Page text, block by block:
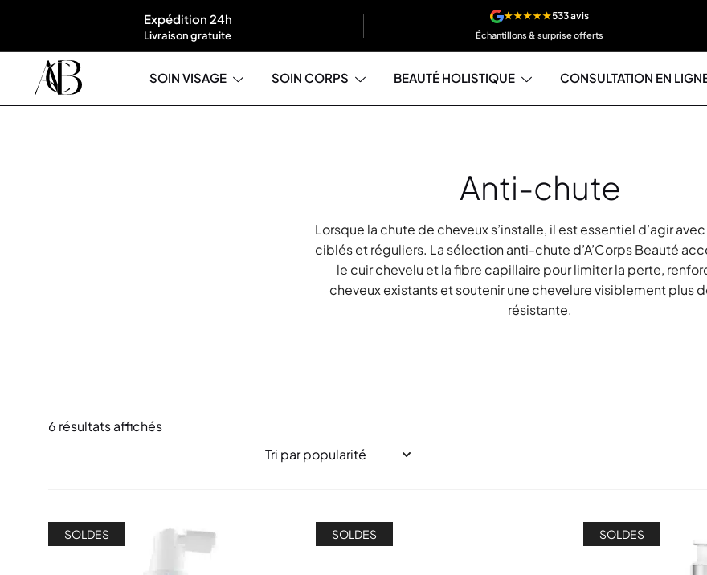
Expédition 24h
Livraison gratuite
★★★★★533 avis
Échantillons & surprise offerts
SOIN VISAGE SOIN CORPS BEAUTÉ HOLISTIQUE CONSULTATION EN
Anti-chute
Lorsque la chute de cheveux s’installe, il est essentiel d’agir
ciblés et réguliers. La sélection anti-chute d’A’Corps Beauté
le cuir chevelu et la fibre capillaire pour limiter la perte,
cheveux existants et soutenir une chevelure visiblement plus
résistante.
6 résultats affichés
SOLDES SOLDES SOLDES